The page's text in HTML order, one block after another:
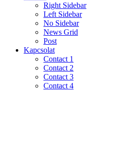
Right Sidebar
Left Sidebar
No Sidebar
News Grid
Post
Kapcsolat
Contact 1
Contact 2
Contact 3
Contact 4